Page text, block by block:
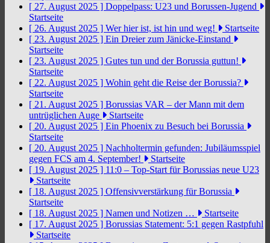
[ 27. August 2025 ] Doppelpass: U23 und Borussen-Jugend
Startseite
[ 26. August 2025 ] Wer hier ist, ist hin und weg!
Startseite
[ 23. August 2025 ] Ein Dreier zum Jänicke-Einstand
Startseite
[ 23. August 2025 ] Gutes tun und der Borussia guttun!
Startseite
[ 22. August 2025 ] Wohin geht die Reise der Borussia?
Startseite
[ 21. August 2025 ] Borussias VAR – der Mann mit dem
untrüglichen Auge
Startseite
[ 20. August 2025 ] Ein Phoenix zu Besuch bei Borussia
Startseite
[ 20. August 2025 ] Nachholtermin gefunden: Jubiläumsspiel
gegen FCS am 4. September!
Startseite
[ 19. August 2025 ] 11:0 – Top-Start für Borussias neue U23
Startseite
[ 18. August 2025 ] Offensivverstärkung für Borussia
Startseite
[ 18. August 2025 ] Namen und Notizen …
Startseite
[ 17. August 2025 ] Borussias Statement: 5:1 gegen Rastpfuhl
Startseite